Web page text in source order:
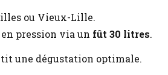
ou Vieux-Lille.
pression via un fût 30 litres.
une dégustation optimale.